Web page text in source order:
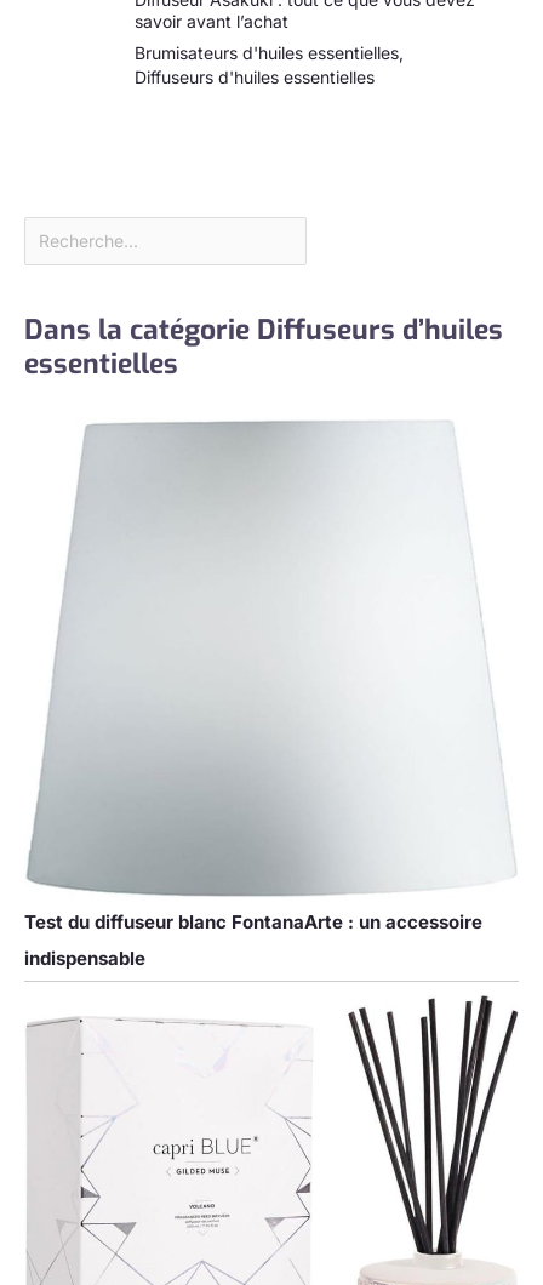
savoir avant l’achat
Brumisateurs d'huiles essentielles,
Diffuseurs d'huiles essentielles
Dans la catégorie Diffuseurs d’huiles
essentielles
Test du diffuseur blanc FontanaArte : un accessoire
indispensable